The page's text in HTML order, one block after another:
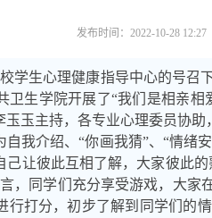
发布时间：2022-10-28 12:27
校学生心理健康指导中心的号召
卫生学院开展了“我们是相亲相
玉主持，各专业心理委员协助
自我介绍、“你画我猜”、“情绪
己让彼此互相了解，大家彼此
，同学们充分享受游戏，大家
行打分，初步了解到同学们的